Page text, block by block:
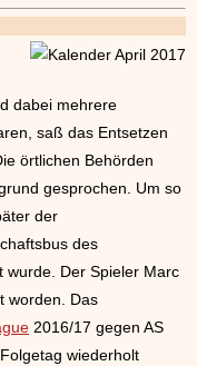
dabei mehrere
saß das Entsetzen
örtlichen Behörden
gesprochen. Um so
der
des
wurde. Der Spieler Marc
worden. Das
2016/17 gegen AS
wiederholt